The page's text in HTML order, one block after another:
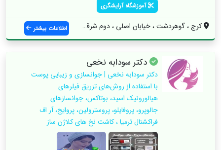
آموزشگاه آرایشگری
کرج ، گوهردشت ، خیابان اصلی ، دوم شرقی س... اطلاعات بیشتر
دکتر سودابه نخعی
دکتر سودابه نخعی | جوانسازی و زیبایی پوست
با استفاده از روش‌های تزریق فیلرهای
هیالورونیک اسید، بوتاکس، جوانسازهای
جالوپرو، پروفایلو، پروسترولین، پروایج، آر اف
فراکشنال ترمیا ، کاشت نخ های کلاژن ساز